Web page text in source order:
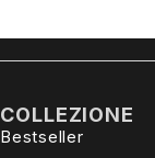
COLLEZIONE
Bestseller